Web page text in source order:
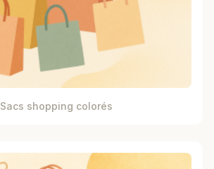
Sacs shopping colorés